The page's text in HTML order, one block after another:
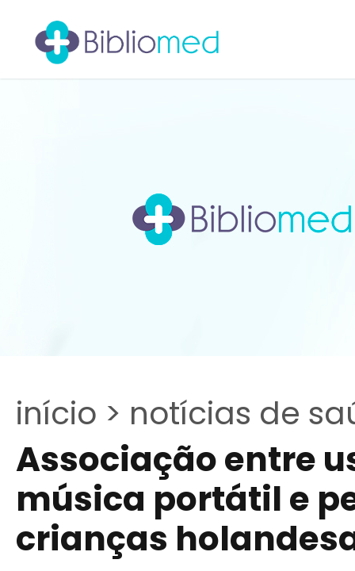
início > notícias de
Associação entre
música portátil e
crianças